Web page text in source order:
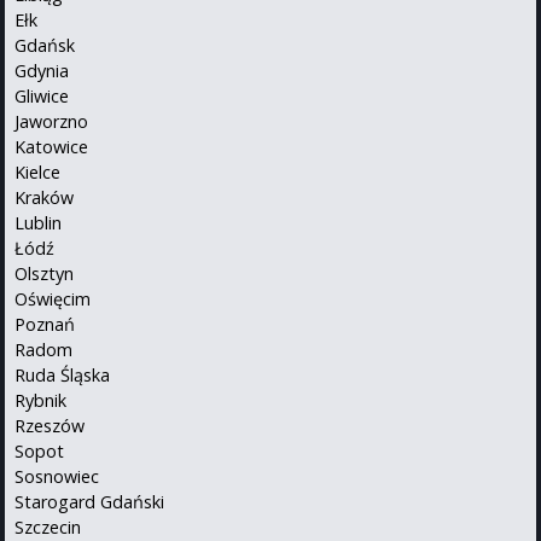
Ełk
Gdańsk
Gdynia
Gliwice
Jaworzno
Katowice
Kielce
Kraków
Lublin
Łódź
Olsztyn
Oświęcim
Poznań
Radom
Ruda Śląska
Rybnik
Rzeszów
Sopot
Sosnowiec
Starogard Gdański
Szczecin